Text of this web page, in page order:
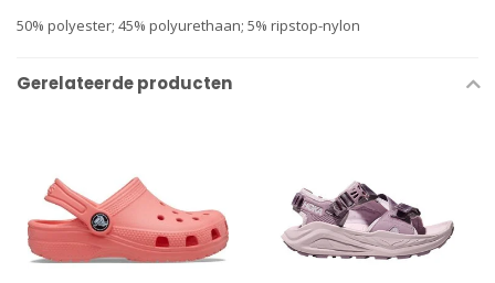
50% polyester; 45% polyurethaan; 5% ripstop-nylon
Gerelateerde producten